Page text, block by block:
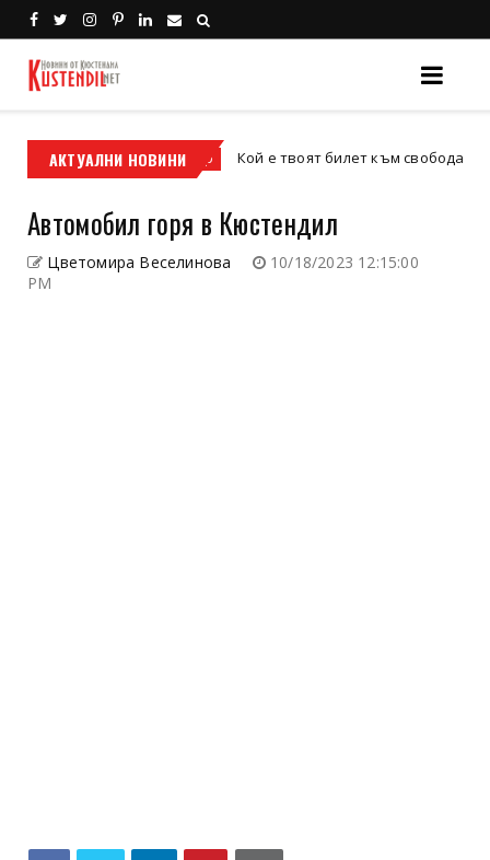
АКТУАЛНИ НОВИНИ
кросов мотор Кой е твоят билет към свободата –
Автомобил горя в Кюстендил
Цветомира Веселинова
10/18/2023 12:15:00
PM